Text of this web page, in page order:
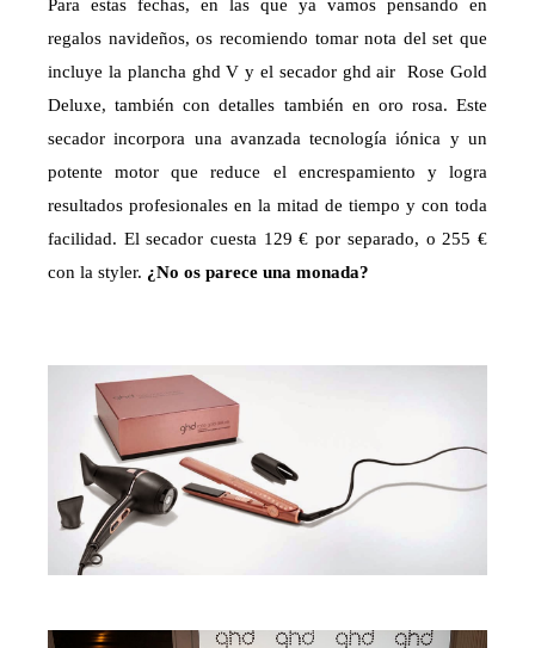
Para estas fechas, en las que ya vamos pensando en
regalos navideños, os recomiendo tomar nota del set que
incluye la plancha ghd V y el secador ghd air Rose Gold
Deluxe, también con detalles también en oro rosa. Este
secador incorpora una avanzada tecnología iónica y un
potente motor que reduce el encrespamiento y logra
resultados profesionales en la mitad de tiempo y con toda
facilidad. El secador cuesta 129 € por separado, o 255 €
con la styler. ¿No os parece una monada?